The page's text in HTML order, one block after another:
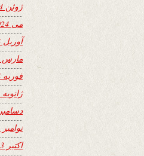
ژوئن 2024
می 2024
آوریل 2024
مارس 2024
فوریه 2024
ژانویه 2024
دسامبر 2023
نوامبر 2023
اکتبر 2023